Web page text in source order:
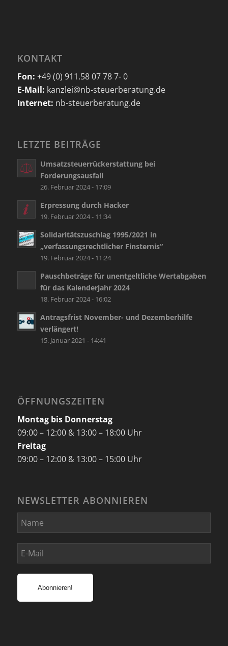
KONTAKT
Fon: +49 (0) 911.58 07 78 7- 0
E-Mail: kanzlei@nb-steuerberatung.de
Internet: nb-steuerberatung.de
LETZTE BEITRÄGE
Umsatzsteuerrückerstattung bei
Forderungsausfall
26. Februar 2024 - 17:09
Erpressung durch Hacker
19. Februar 2024 - 11:34
Solidaritätszuschlag 1995/2021 in
„verfassungsrechtlicher Finsternis“
19. Februar 2024 - 11:24
Pauschbeträge für unentgeltliche Wertabgaben
für das Kalenderjahr 2024
18. Februar 2024 - 16:02
Antragsfrist November- und Dezemberhilfe
verlängert!
15. Januar 2021 - 14:41
ÖFFNUNGSZEITEN
Montag bis Donnerstag
09:00 – 12:00 & 13:00 – 18:00 Uhr
Freitag
09:00 – 12:00 & 13:00 – 15:00 Uhr
NEWSLETTER ABONNIEREN